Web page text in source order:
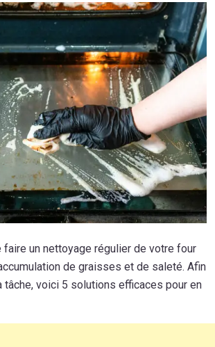
un nettoyage régulier de votre four
de graisses et de saleté. Afin
voici 5 solutions efficaces pour en